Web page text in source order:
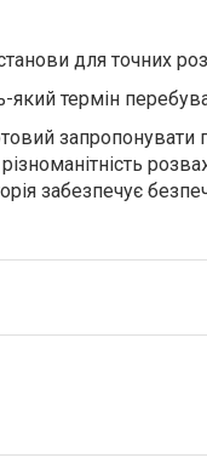
для точних
який термін
забезпечує